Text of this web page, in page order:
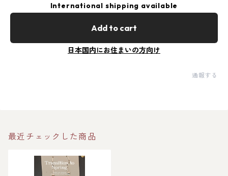
International shipping available
Add to cart
日本国内にお住まいの方向け
通報する
最近チェックした商品